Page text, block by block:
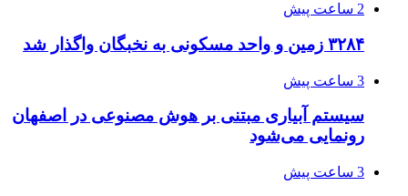
2 ساعت پیش
۳۲۸۴ زمین و واحد مسکونی به نخبگان واگذار شد
3 ساعت پیش
سیستم آبیاری مبتنی بر هوش مصنوعی در اصفهان
رونمایی می‌شود
3 ساعت پیش